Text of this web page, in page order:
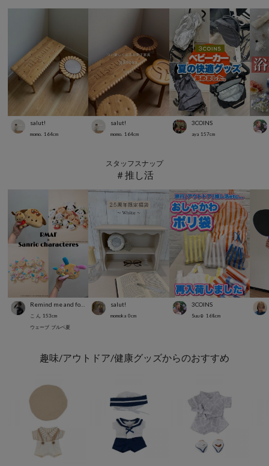
salut!
momo. 164cm
salut!
momo. 164cm
3COINS
aya 157cm
スタッフスナップ
＃推し活
こ ん 153cm
ウェーブ ブルベ夏
salut!
momoka 0cm
3COINS
Suu☺︎ 168cm
趣味/アウトドア/健康グッズからのおすすめ